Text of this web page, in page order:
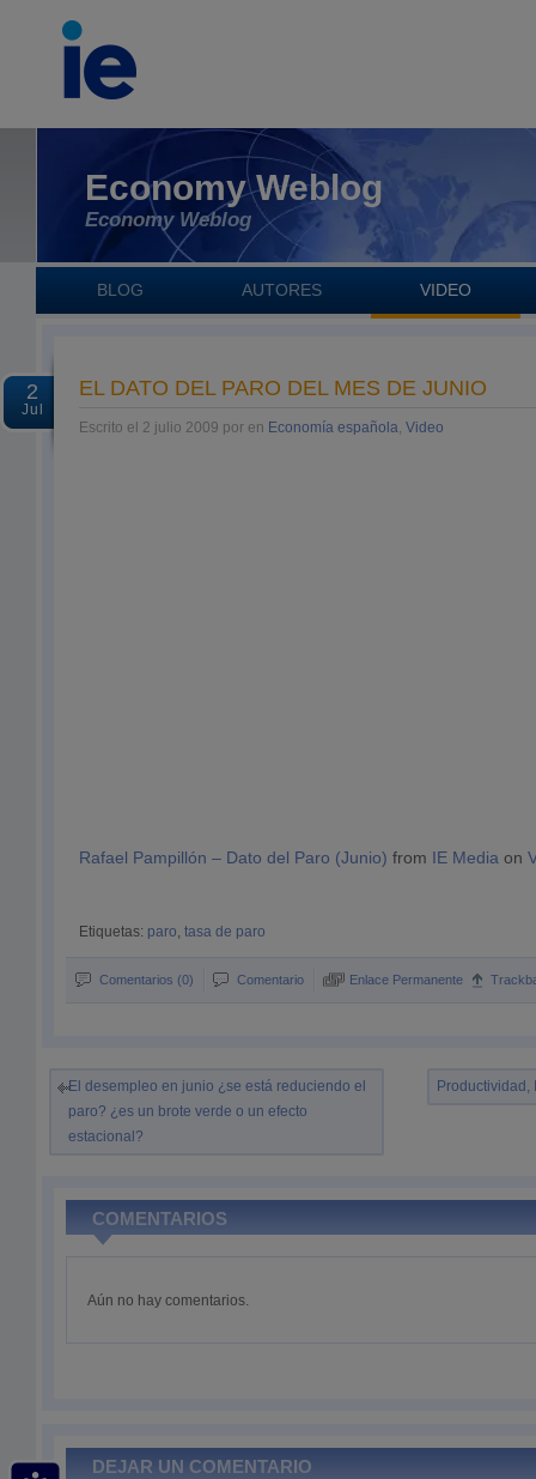
Economy Weblog
Economy Weblog
BLOG AUTORES VIDEO
2
Jul
EL DATO DEL PARO DEL MES DE JUNIO
Escrito el 2 julio 2009 por en Economía española, Video
Rafael Pampillón – Dato del Paro (Junio) from IE Media on
Etiquetas: paro, tasa de paro
Comentarios (0) Comentario Enlace Permanente
El desempleo en junio ¿se está reduciendo el
paro? ¿es un brote verde o un efecto
estacional?
Productividad,
COMENTARIOS
Aún no hay comentarios.
DEJAR UN COMENTARIO